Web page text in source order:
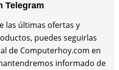
Telegram
las últimas ofertas y
puedes seguirlas
de Computerhoy.com en
informado de